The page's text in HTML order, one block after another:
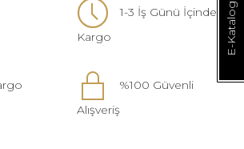
1-3 İş Günü İçinde
Kargo
%100 Güvenli
Alışveriş
E-Katalog